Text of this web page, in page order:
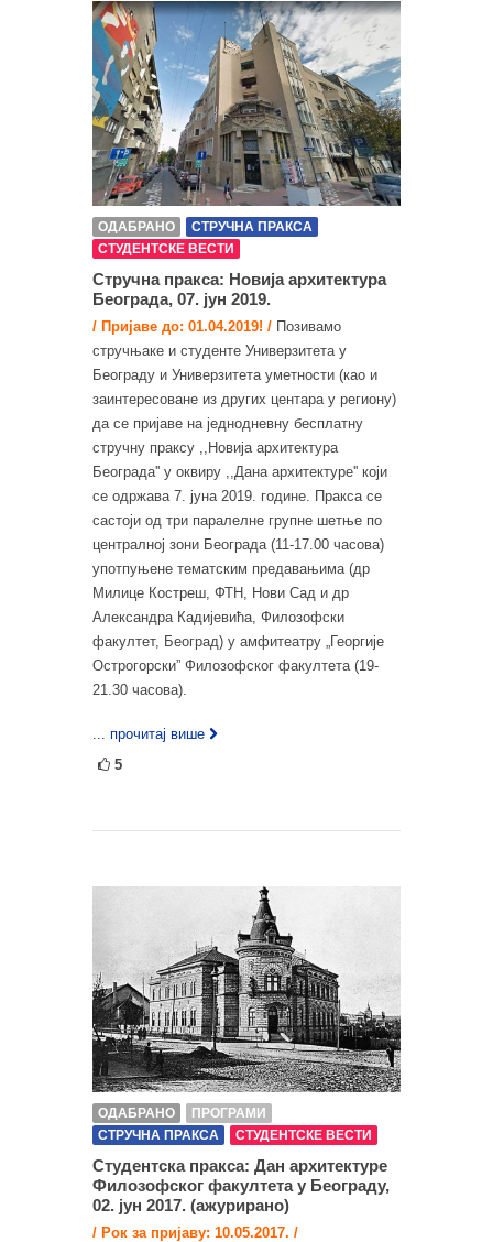
ОДАБРАНО
СТРУЧНА ПРАКСА
СТУДЕНТСКЕ ВЕСТИ
Стручна пракса: Новија архитектура
Београда, 07. јун 2019.
/ Пријаве до: 01.04.2019! / Позивамо
стручњаке и студенте Универзитета у
Београду и Универзитета уметности (као и
заинтересоване из других центара у региону)
да се пријаве на једнодневну бесплатну
стручну праксу ,,Новија архитектура
Београда'' у оквиру ,,Дана архитектуре'' који
се одржава 7. јуна 2019. године. Пракса се
састоји од три паралелне групне шетње по
централној зони Београда (11-17.00 часова)
употпуњене тематским предавањима (др
Милице Костреш, ФТН, Нови Сад и др
Александра Кадијевића, Филозофски
факултет, Београд) у амфитеатру „Георгије
Острогорски” Филозофског факултета (19-
21.30 часова).
... прочитај више
5
ОДАБРАНО
ПРОГРАМИ
СТРУЧНА ПРАКСА
СТУДЕНТСКЕ ВЕСТИ
Студентска пракса: Дан архитектуре
Филозофског факултета у Београду,
02. јун 2017. (ажурирано)
/ Рок за пријаву: 10.05.2017. /